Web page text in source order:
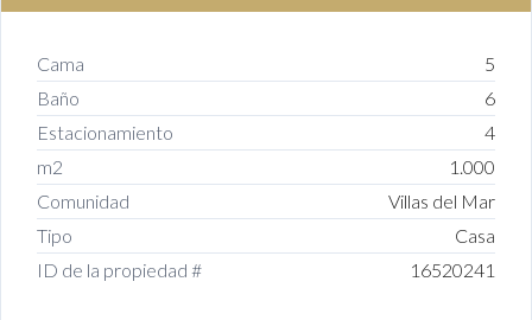
Cama
5
Baño
6
Estacionamiento
4
m2
1.000
Comunidad
Villas del Mar
Tipo
Casa
ID de la propiedad #
16520241